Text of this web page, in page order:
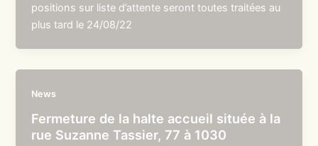
positions sur liste d’attente seront toutes traitées au
plus tard le 24/08/22
News
Fermeture de la halte accueil située à la
rue Suzanne Tassier, 77 à 1030